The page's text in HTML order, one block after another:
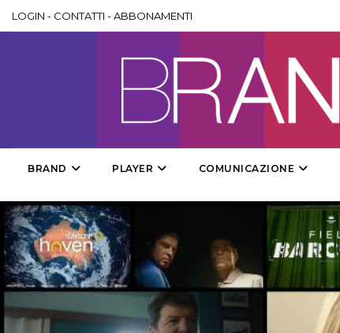
LOGIN - CONTATTI -ABBONAMENTI
BRAND PLAYER COMUNICAZIONE